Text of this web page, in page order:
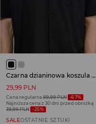
Czarna dzianinowa koszula z krótkim rękawem
29,99 PLN
Cena regularna89,99 PLN -67%
Najniższa cena z 30 dni przed obniżką
39,99 PLN -25%
SALEOSTATNIE SZTUKI